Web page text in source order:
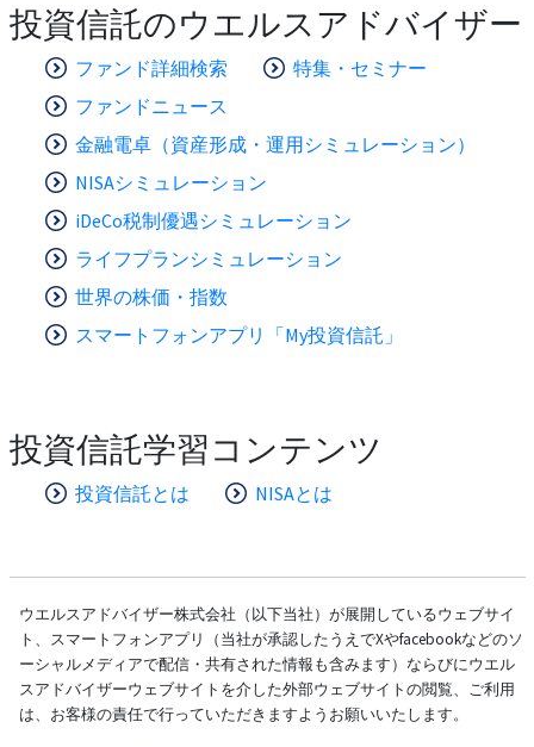
投資信託のウエルスアドバイザー
ファンド詳細検索
特集・セミナー
ファンドニュース
金融電卓（資産形成・運用シミュレーション）
NISAシミュレーション
iDeCo税制優遇シミュレーション
ライフプランシミュレーション
世界の株価・指数
スマートフォンアプリ「My投資信託」
投資信託学習コンテンツ
投資信託とは NISAとは
ウエルスアドバイザー株式会社（以下当社）が展開しているウェブサイ
ト、スマートフォンアプリ（当社が承認したうえでXやfacebookなどのソ
ーシャルメディアで配信・共有された情報も含みます）ならびにウエル
スアドバイザーウェブサイトを介した外部ウェブサイトの閲覧、ご利用
は、お客様の責任で行っていただきますようお願いいたします。